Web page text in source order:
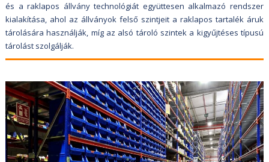
és a raklapos állvány technológiát együttesen alkalmazó rendszer
kialakítása, ahol az állványok felső szintjeit a raklapos tartalék áruk
tárolására használják, míg az alsó tároló szintek a kigyűjtéses típusú
tárolást szolgálják.